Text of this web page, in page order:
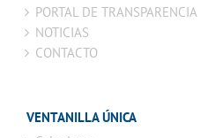
PORTAL DE TRANSPARENCIA
NOTICIAS
CONTACTO
VENTANILLA ÚNICA